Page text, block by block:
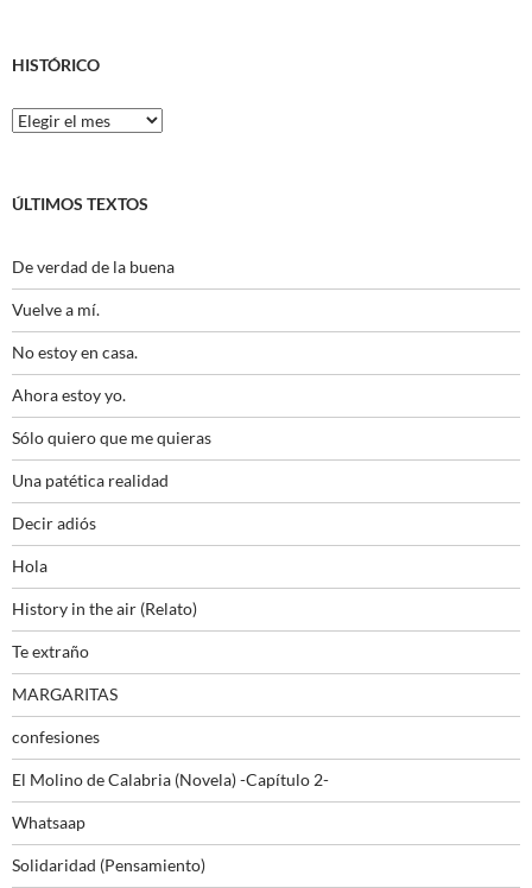
HISTÓRICO
Histórico
ÚLTIMOS TEXTOS
De verdad de la buena
Vuelve a mí.
No estoy en casa.
Ahora estoy yo.
Sólo quiero que me quieras
Una patética realidad
Decir adiós
Hola
History in the air (Relato)
Te extraño
MARGARITAS
confesiones
El Molino de Calabria (Novela) -Capítulo 2-
Whatsaap
Solidaridad (Pensamiento)